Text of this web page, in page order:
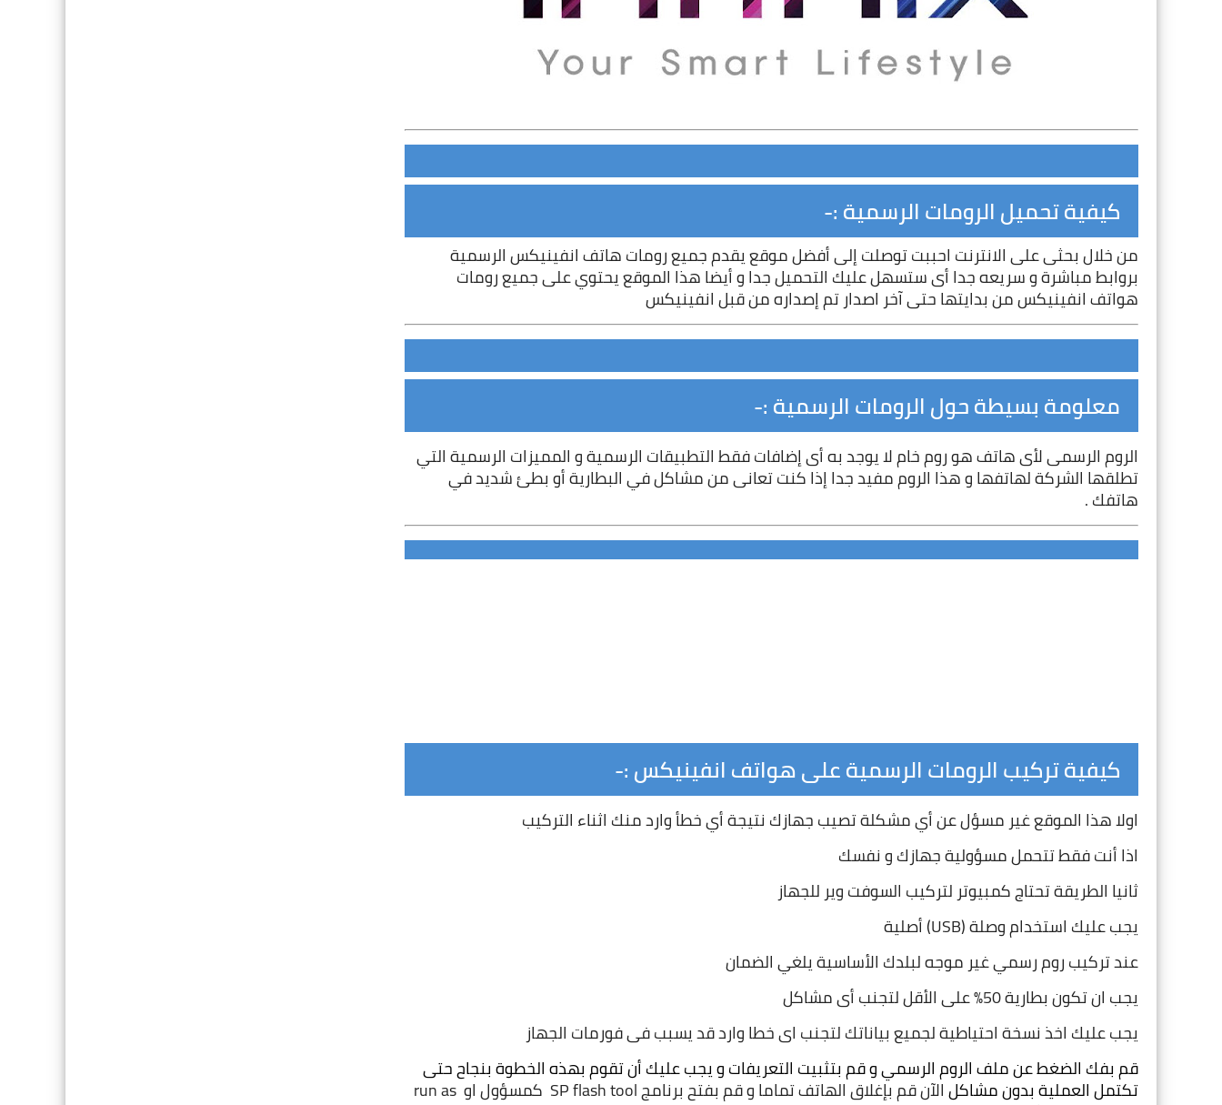
كيفية تحميل الرومات الرسمية :-
من خلال بحثى على الانترنت احببت توصلت إلى أفضل موقع يقدم جميع رومات هاتف انفينيكس
هواتف انفينيكس من بدايتها حتى آخر اصدار تم إصداره من قبل انفينيكس
معلومة بسيطة حول الرومات الرسمية :-
هاتفك .
كيفية تركيب الرومات الرسمية على هواتف انفينيكس :-
اولا هذا الموقع غير مسؤل عن أي مشكلة تصيب جهازك نتيجة أي خطأ وارد منك اثناء التركيب
اذا أنت فقط تتحمل مسؤولية جهازك و نفسك
ثانيا الطريقة تحتاج كمبيوتر لتركيب السوفت وير للجهاز
يجب عليك استخدام وصلة (USB) أصلية
عند تركيب روم رسمي غير موجه لبلدك الأساسية يلغي الضمان
يجب ان تكون بطارية 50% على الأقل لتجنب أى مشاكل
يجب عليك اخذ نسخة احتياطية لجميع بياناتك لتجنب اى خطا وارد قد يسبب فى فورمات الجهاز
تكتمل العملية بدون مشاكل الآن قم بإغلاق الهاتف تماما و قم بفتح برنامج SP flash tool  كمسؤول او run as